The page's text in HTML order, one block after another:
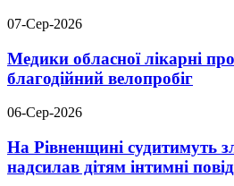
07-Сер-2026
Медики обласної лікарні
благодійний велопробіг
06-Сер-2026
На Рівненщині судитимуть
надсилав дітям інтимні